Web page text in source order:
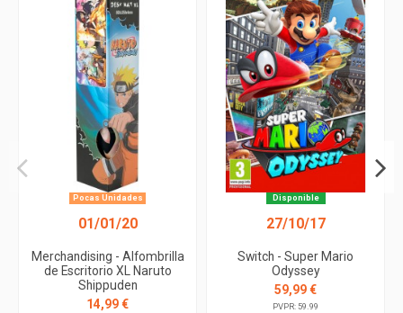
Pocas Unidades
01/01/20
Merchandising - Alfombrilla
de Escritorio XL Naruto
Shippuden
14,99 €
Disponible
27/10/17
Switch - Super Mario
Odyssey
59,99 €
PVPR: 59.99